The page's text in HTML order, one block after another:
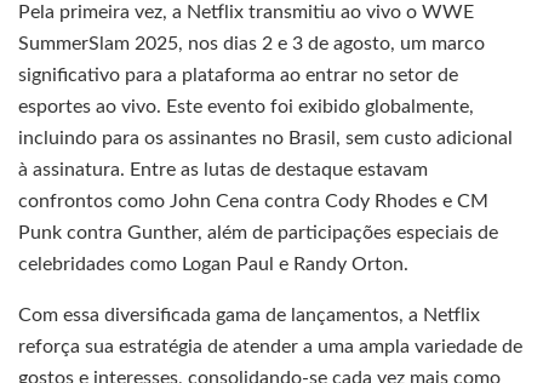
Pela primeira vez, a Netflix transmitiu ao vivo o WWE
SummerSlam 2025, nos dias 2 e 3 de agosto, um marco
significativo para a plataforma ao entrar no setor de
esportes ao vivo. Este evento foi exibido globalmente,
incluindo para os assinantes no Brasil, sem custo adicional
à assinatura. Entre as lutas de destaque estavam
confrontos como John Cena contra Cody Rhodes e CM
Punk contra Gunther, além de participações especiais de
celebridades como Logan Paul e Randy Orton.
Com essa diversificada gama de lançamentos, a Netflix
reforça sua estratégia de atender a uma ampla variedade de
gostos e interesses, consolidando-se cada vez mais como